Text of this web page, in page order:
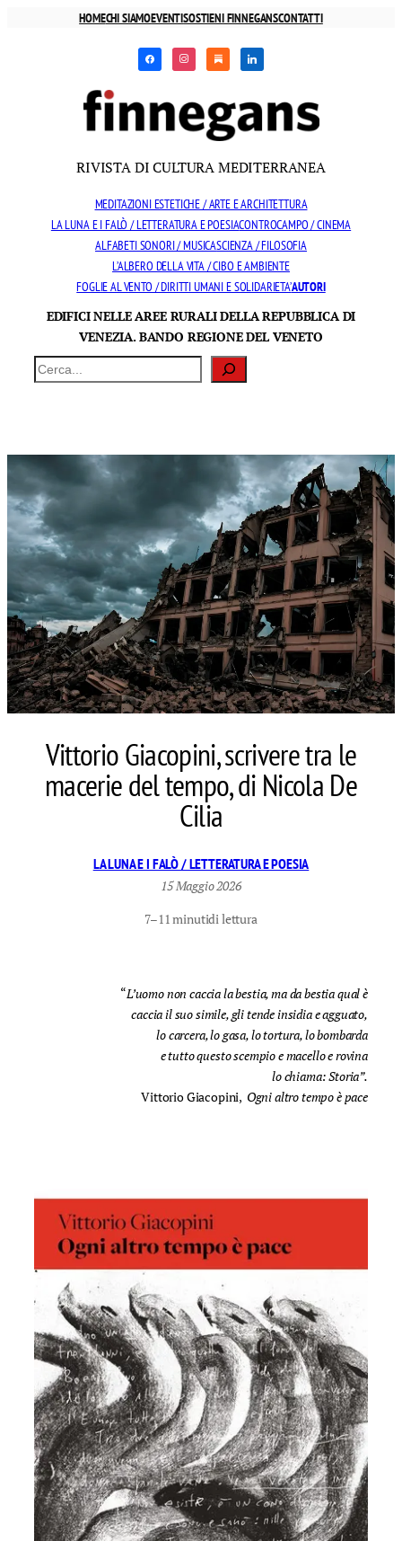
HOMECHI SIAMOEVENTISOSTIENI FINNEGANSCONTATTI
facebookinstagramsubstacklinkedin
RIVISTA DI CULTURA MEDITERRANEA
MEDITAZIONI ESTETICHE / ARTE E ARCHITETTURA
LA LUNA E I FALÒ / LETTERATURA E POESIACONTROCAMPO / CINEMA
ALFABETI SONORI / MUSICASCIENZA / FILOSOFIA
L’ALBERO DELLA VITA / CIBO E AMBIENTE
FOGLIE AL VENTO / DIRITTI UMANI E SOLIDARIETA’AUTORI
EDIFICI NELLE AREE RURALI DELLA REPUBBLICA DI
VENEZIA. BANDO REGIONE DEL VENETO
Cerca
Vittorio Giacopini, scrivere tra le
macerie del tempo, di Nicola De
Cilia
LA LUNA E I FALÒ / LETTERATURA E POESIA
15 Maggio 2026
7–11 minutidi lettura
“L’uomo non caccia la bestia, ma da bestia qual è
caccia il suo simile, gli tende insidia e agguato,
lo carcera, lo gasa, lo tortura, lo bombarda
e tutto questo scempio e macello e rovina
lo chiama: Storia”.
Vittorio Giacopini, Ogni altro tempo è pace